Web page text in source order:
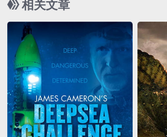
相关文章